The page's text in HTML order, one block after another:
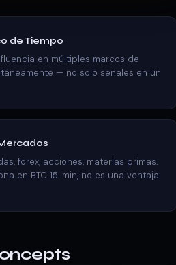
de Tiempo
en múltiples marcos de
— no solo señales en un
forex, acciones, materias primas.
en BTC 15-min, no es una ventaja